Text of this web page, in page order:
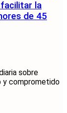
la
de 45
sobre
y comprometido